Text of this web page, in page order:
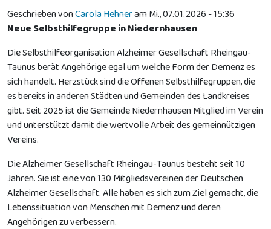
Geschrieben vonCarola HehneramMi., 07.01.2026 - 15:36
Neue Selbsthilfegruppe in Niedernhausen
Die Selbsthilfeorganisation Alzheimer Gesellschaft Rheingau-
Taunus berät Angehörige egal um welche Form der Demenz es
sich handelt. Herzstück sind die Offenen Selbsthilfegruppen, die
es bereits in anderen Städten und Gemeinden des Landkreises
gibt. Seit 2025 ist die Gemeinde Niedernhausen Mitglied im Verein
und unterstützt damit die wertvolle Arbeit des gemeinnützigen
Vereins.
Die Alzheimer Gesellschaft Rheingau-Taunus besteht seit 10
Jahren. Sie ist eine von 130 Mitgliedsvereinen der Deutschen
Alzheimer Gesellschaft. Alle haben es sich zum Ziel gemacht, die
Lebenssituation von Menschen mit Demenz und deren
Angehörigen zu verbessern.